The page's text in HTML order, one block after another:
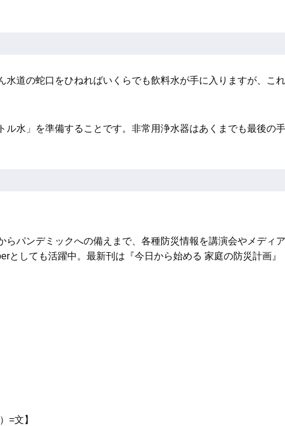
水道の蛇口をひねればいくらでも飲料水が手に入りますが、こ
ル水」を準備することです。非常用浄水器はあくまでも最後の
らパンデミックへの備えまで、各種防災情報を講演会やメディ
としても活躍中。最新刊は『今日から始める 家庭の防災計画』
=文】